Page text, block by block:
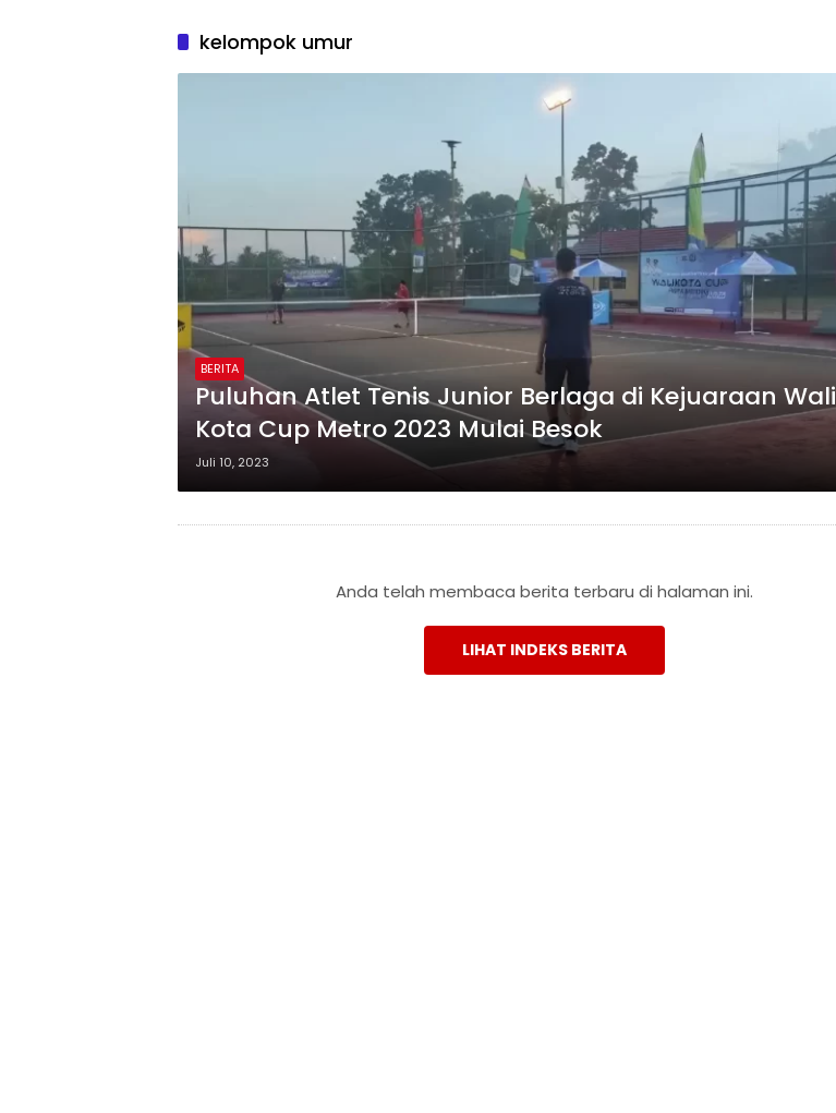
kelompok umur
BERITA
Puluhan Atlet Tenis Junior Berlaga di Kejuaraan Wali
Kota Cup Metro 2023 Mulai Besok
Juli 10, 2023
Anda telah membaca berita terbaru di halaman ini.
LIHAT INDEKS BERITA